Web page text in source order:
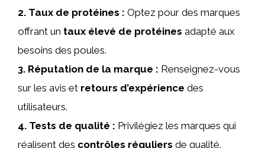
2. Taux de protéines : Optez pour des marques
offrant un taux élevé de protéines adapté aux
besoins des poules.
3. Réputation de la marque : Renseignez-vous
sur les avis et retours d’expérience des
utilisateurs.
4. Tests de qualité : Privilégiez les marques qui
réalisent des contrôles réguliers de qualité.